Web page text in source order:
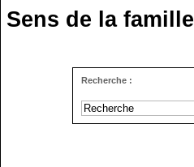
Sens de la famille
Recherche :